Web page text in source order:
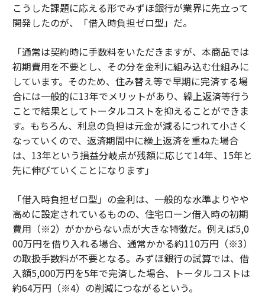
こうした課題に応える形でみずほ銀行が業界に先立って
開発したのが、「借入時負担ゼロ型」だ。
「通常は契約時に手数料をいただきますが、本商品では
初期費用を不要とし、その分を金利に組み込む仕組みに
しています。そのため、住み替え等で早期に完済する場
合には一般的に13年でメリットがあり、繰上返済等行う
ことで結果としてトータルコストを抑えることができま
す。もちろん、利息の負担は元金が減るにつれて小さく
なっていくので、返済期間中に繰上返済を重ねた場合
は、13年という損益分岐点が残額に応じて14年、15年と
先に伸びていくことになります」
「借入時負担ゼロ型」の金利は、一般的な水準よりやや
高めに設定されているものの、住宅ローン借入時の初期
費用（※2）がかからない点が大きな特徴だ。例えば5,0
00万円を借り入れる場合、通常かかる約110万円（※3）
の取扱手数料が不要となる。みずほ銀行の試算では、借
入額5,000万円を5年で完済した場合、トータルコストは
約64万円（※4）の削減につながるという。